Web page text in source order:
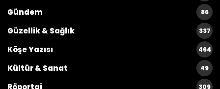
Gündem 86
Güzellik & Sağlık 337
Köşe Yazısı 464
Kültür & Sanat 49
Röportaj 309